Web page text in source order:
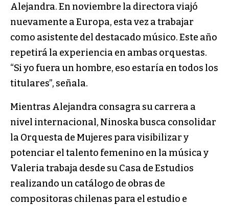
Alejandra. En noviembre la directora viajó
nuevamente a Europa, esta vez a trabajar
como asistente del destacado músico. Este año
repetirá la experiencia en ambas orquestas.
“Si yo fuera un hombre, eso estaría en todos los
titulares”, señala.
Mientras Alejandra consagra su carrera a
nivel internacional, Ninoska busca consolidar
la Orquesta de Mujeres para visibilizar y
potenciar el talento femenino en la música y
Valeria trabaja desde su Casa de Estudios
realizando un catálogo de obras de
compositoras chilenas para el estudio e